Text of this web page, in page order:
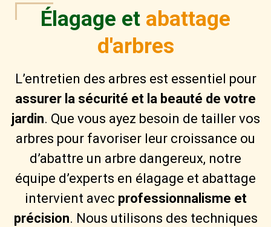
Élagage et abattage
d'arbres
L’entretien des arbres est essentiel pour
assurer la sécurité et la beauté de votre
jardin. Que vous ayez besoin de tailler vos
arbres pour favoriser leur croissance ou
d’abattre un arbre dangereux, notre
équipe d’experts en élagage et abattage
intervient avec professionnalisme et
précision. Nous utilisons des techniques